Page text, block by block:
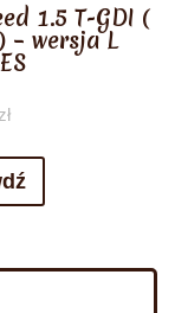
1.5 T-GDI (
– wersja L
zł